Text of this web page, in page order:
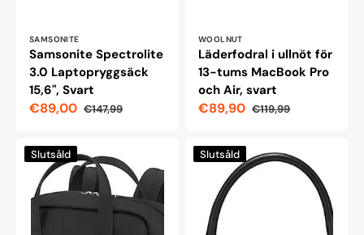
Leverantör:
SAMSONITE
Samsonite Spectrolite
3.0 Laptopryggsäck
15,6", Svart
Reapris
€89,00
Ordinarie
€147,99
Leverantör:
WOOLNUT
Läderfodral i ullnöt för
13-tums MacBook Pro
och Air, svart
Reapris
€89,90
Ordinarie
€119,99
Samsonite
4-
pack
15,6"
ryggsäck,
Slutsåld
Dbramante1928
Rosenborg
Läderväska
Slutsåld